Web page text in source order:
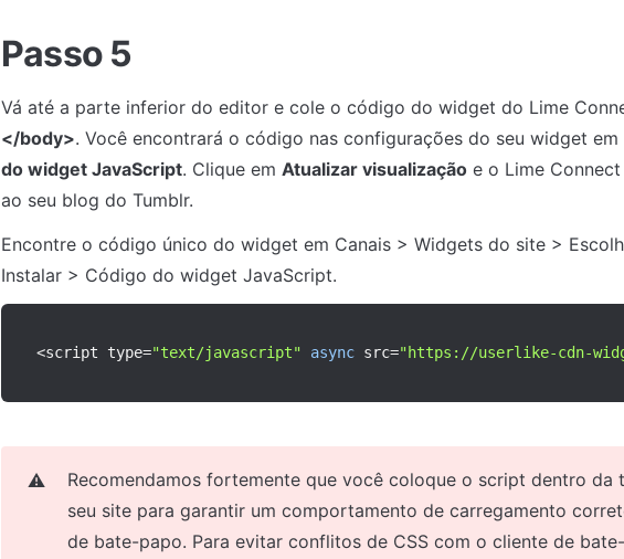
Passo 5
</body>. Você encontrará o código nas configurações do seu widget em
do widget JavaScript. Clique em Atualizar visualização e o Lime
ao seu blog do Tumblr.
Encontre o código único do widget em Canais > Widgets do site >
Instalar > Código do widget JavaScript.
<script type="text/javascript" async src="https://userlike-cdn-
⚠️
Recomendamos fortemente que você coloque o script dentro da
seu site para garantir um comportamento de carregamento
de bate-papo. Para evitar conflitos de CSS com o cliente de